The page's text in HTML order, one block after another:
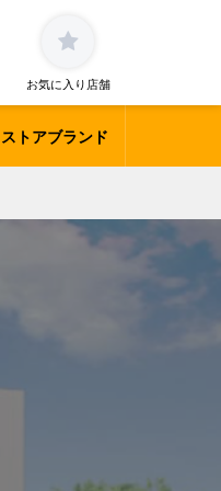
お気に入り店舗
ストアブランド